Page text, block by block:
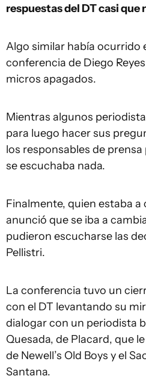
respuestas del DT casi que
Algo similar había ocurrido
conferencia de Diego
micros apagados.
Mientras algunos
para luego hacer sus
los responsables de
se escuchaba nada.
Finalmente, quien estaba a
anunció que se iba a
pudieron escucharse las
Pellistri.
La conferencia tuvo un
con el DT levantando su
dialogar con un periodista
Quesada, de Placard, que
de Newell’s Old Boys y el
Santana.